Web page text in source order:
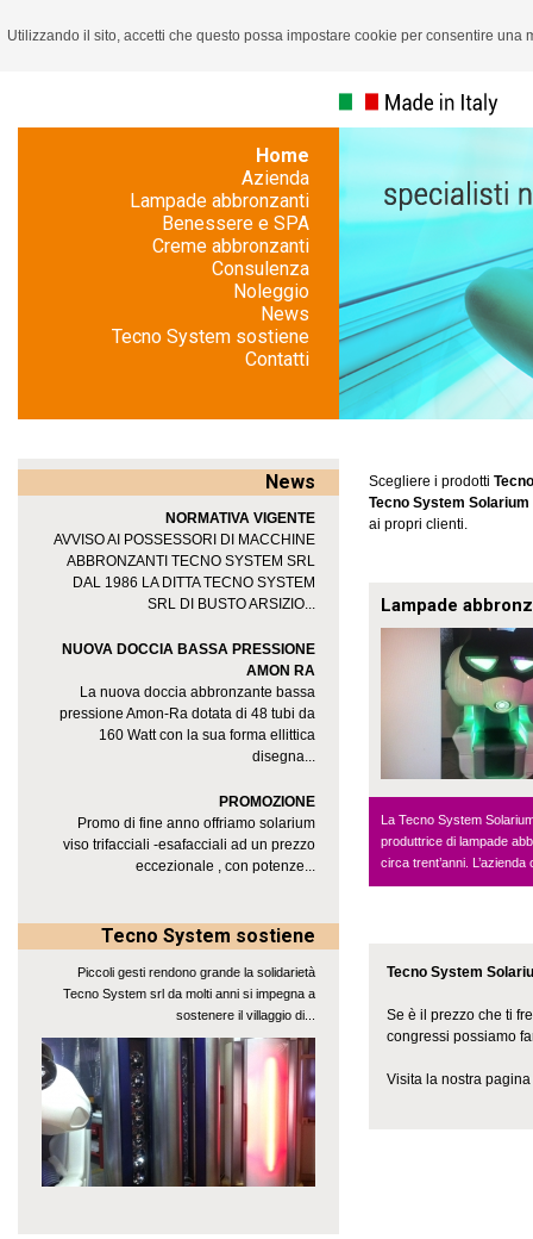
Home
Azienda
Lampade abbronzanti
Benessere e SPA
Creme abbronzanti
Consulenza
Noleggio
News
Tecno System sostiene
Contatti
News
NORMATIVA VIGENTE
AVVISO AI POSSESSORI DI MACCHINE
ABBRONZANTI TECNO SYSTEM SRL
DAL 1986 LA DITTA TECNO SYSTEM
SRL DI BUSTO ARSIZIO...
NUOVA DOCCIA BASSA PRESSIONE
AMON RA
La nuova doccia abbronzante bassa
pressione Amon-Ra dotata di 48 tubi da
160 Watt con la sua forma ellittica
disegna...
PROMOZIONE
Promo di fine anno offriamo solarium
viso trifacciali -esafacciali ad un prezzo
eccezionale , con potenze...
Tecno System sostiene
Piccoli gesti rendono grande la solidarietà
Tecno System srl da molti anni si impegna a
sostenere il villaggio di...
Scegliere i prodotti
Tecno System Solarium
ai propri clienti.
Lampade
La Tecno System
produttrice di lampade
circa trent’anni. L’azienda
Tecno System
Se è il prezzo che ti
congressi possiamo
Visita la nostra
Dichiaro di aver letto l'
trattamento dei miei dati
D.lgs. n. 196/2003.
acconsento /
Utilizzando il sito, accetti che questo possa impostare cookie per consentire una